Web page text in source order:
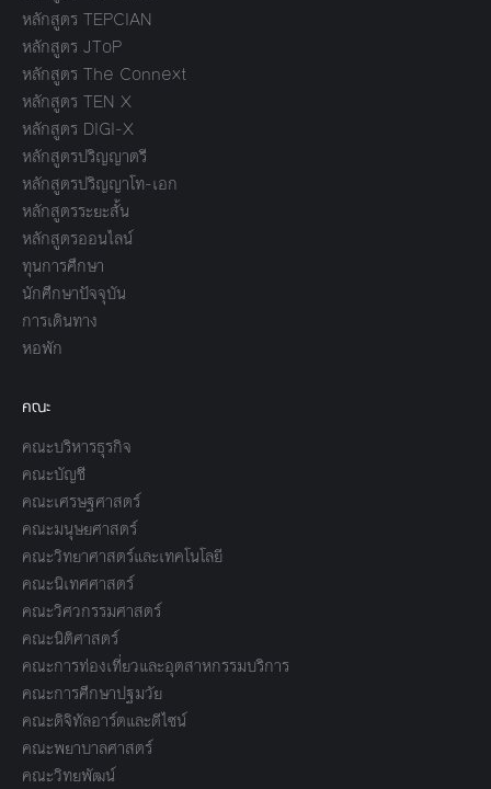
หลักสูตร TEPCIAN
หลักสูตร JToP
หลักสูตร The Connext
หลักสูตร TEN X
หลักสูตร DIGI-X
หลักสูตรปริญญาตรี
หลักสูตรปริญญาโท-เอก
หลักสูตรระยะสั้น
หลักสูตรออนไลน์
ทุนการศึกษา
นักศึกษาปัจจุบัน
การเดินทาง
หอพัก
คณะ
คณะบริหารธุรกิจ
คณะบัญชี
คณะเศรษฐศาสตร์
คณะมนุษยศาสตร์
คณะวิทยาศาสตร์และเทคโนโลยี
คณะนิเทศศาสตร์
คณะวิศวกรรมศาสตร์
คณะนิติศาสตร์
คณะการท่องเที่ยวและอุตสาหกรรมบริการ
คณะการศึกษาปฐมวัย
คณะดิจิทัลอาร์ตและดีไซน์
คณะพยาบาลศาสตร์
คณะวิทยพัฒน์